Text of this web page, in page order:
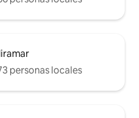
personas locales